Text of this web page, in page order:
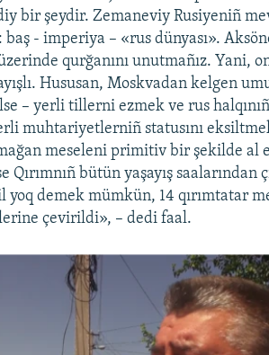
bir şeydir. Zemaneviy Rusiyeniñ
baş - imperiya – «rus dünyası».
qurğanını unutmañız. Yani,
Hususan, Moskvadan kelgen
– yerli tillerni ezmek ve rus halqınıñ
muhtariyetlerniñ statusını
meseleni primitiv bir şekilde al
Qırımnıñ bütün yaşayış saalarından
yoq demek mümkün, 14 qırımtatar
çevirildi», – dedi faal.